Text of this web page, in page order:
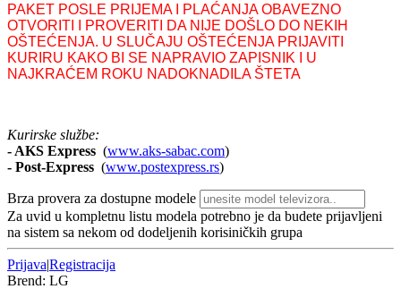
PAKET POSLE PRIJEMA I PLAĆANJA OBAVEZNO
OTVORITI I PROVERITI DA NIJE DOŠLO DO NEKIH
OŠTEĆENJA. U SLUČAJU OŠTEĆENJA PRIJAVITI
KURIRU KAKO BI SE NAPRAVIO ZAPISNIK I U
NAJKRAĆEM ROKU NADOKNADILA ŠTETA
Kurirske službe:
- AKS Express (www.aks-sabac.com)
- Post-Express (www.postexpress.rs)
Brza provera za dostupne modele
Za uvid u kompletnu listu modela potrebno je da budete prijavljeni
na sistem sa nekom od dodeljenih korisiničkih grupa
Prijava|Registracija
Brend: LG